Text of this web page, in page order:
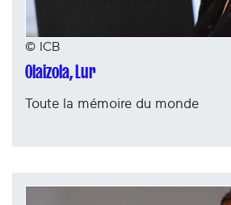
© ICB
Olaizola, Lur
Toute la mémoire du monde